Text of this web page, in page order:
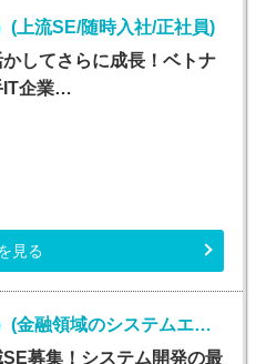
(上流SE/随時入社/正社員)
してさらに成長！ベトナ
IT企業…
見る
SE（システムエンジニア）(金融領域のシステムエンジニア/正社員)
募集！システム開発の最